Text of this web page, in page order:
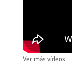
Ver más vídeos